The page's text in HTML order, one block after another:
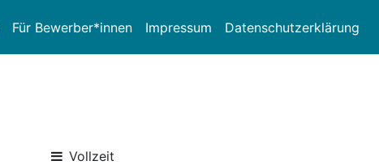
Für Bewerber*innen Impressum Datenschutzerklärung
Vollzeit